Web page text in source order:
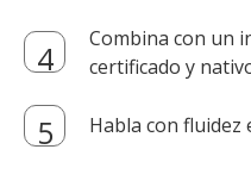
Combina con un
certificado y
Habla con fluidez